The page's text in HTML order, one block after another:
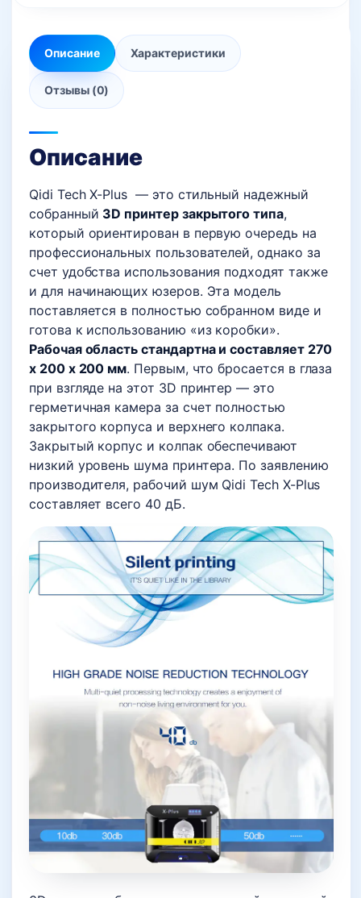
Описание Характеристики
Отзывы (0)
Описание
Qidi Tech X-Plus — это стильный надежный
собранный 3D принтер закрытого типа,
который ориентирован в первую очередь на
профессиональных пользователей, однако за
счет удобства использования подходят также
и для начинающих юзеров. Эта модель
поставляется в полностью собранном виде и
готова к использованию «из коробки».
Рабочая область стандартна и составляет 270
x 200 x 200 мм. Первым, что бросается в глаза
при взгляде на этот 3D принтер — это
герметичная камера за счет полностью
закрытого корпуса и верхнего колпака.
Закрытый корпус и колпак обеспечивают
низкий уровень шума принтера. По заявлению
производителя, рабочий шум Qidi Tech X-Plus
составляет всего 40 дБ.